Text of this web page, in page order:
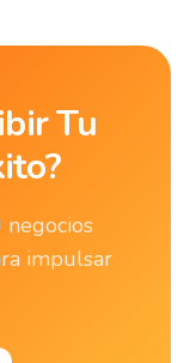
Tu
impulsar